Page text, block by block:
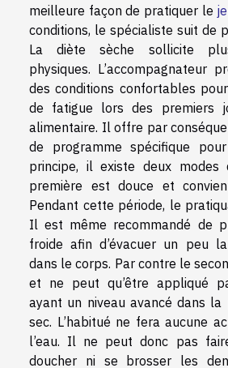
meilleure façon de pratiquer le
conditions, le spécialiste suit de
La diète sèche sollicite
physiques. L’accompagnateur
des conditions confortables
de fatigue lors des premiers
alimentaire. Il offre par
de programme spécifique
principe, il existe deux modes
première est douce et
Pendant cette période, le
Il est même recommandé de
froide afin d’évacuer un peu
dans le corps. Par contre le
et ne peut qu’être appliqué
ayant un niveau avancé dans la
sec. L’habitué ne fera aucune
l’eau. Il ne peut donc pas
doucher ni se brosser les